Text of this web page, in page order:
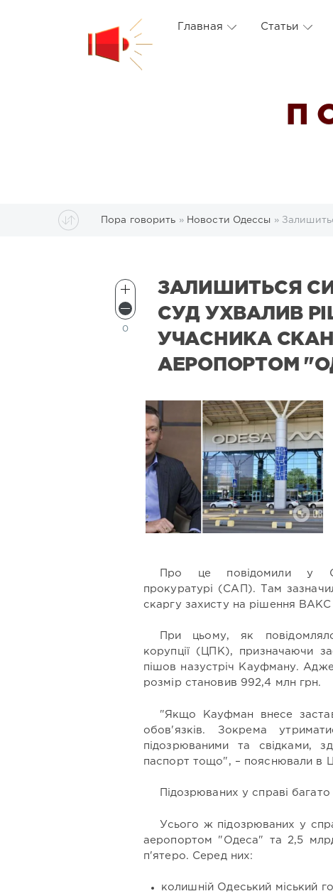
Главная Статьи
П
Пора говорить » Новости Одессы »
ЗАЛИШИТЬСЯ
СУД УХВАЛИВ
УЧАСНИКА
АЕРОПОРТОМ
0
Про це повідомили у
прокуратурі (САП). Там
скаргу захисту на рішення
При цьому, як
корупції (ЦПК), призначаючи
пішов назустріч Кауфману.
розмір становив 992,4 млн грн.
"Якщо Кауфман внесе
обов'язків. Зокрема
підозрюваними та свідками,
паспорт тощо", – пояснювали в
Підозрюваних у справі багато
Усього ж підозрюваних у
аеропортом "Одеса" та 2,5
п'ятеро. Серед них:
колишній Одеський міський